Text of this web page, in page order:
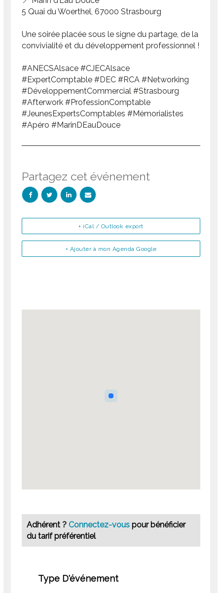
5 Quai du Woerthel, 67000 Strasbourg
Une soirée placée sous le signe du partage, de la
convivialité et du développement professionnel !
#ANECSAlsace #CJECAlsace
#ExpertComptable #DEC #RCA #Networking
#DéveloppementCommercial #Strasbourg
#Afterwork #ProfessionComptable
#JeunesExpertsComptables #Mémorialistes
#Apéro #MarinDEauDouce
Partagez cet événement
+ Ajouter à mon Agenda Google
+ iCal / Outlook export
Adhérent ?Connectez-vouspour bénéficier
du tarif préférentiel
Type D'événement